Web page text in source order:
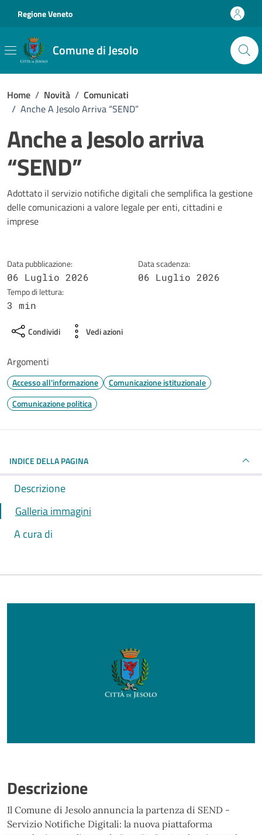
Regione Veneto
Comune di Jesolo
Home / Novità / Comunicati
/ Anche A Jesolo Arriva “SEND”
Anche a Jesolo arriva
“SEND”
Dettagli della notizia
Adottato il servizio notifiche digitali che semplifica la gestione
delle comunicazioni a valore legale per enti, cittadini e
imprese
Data pubblicazione:
06 Luglio 2026
Data scadenza:
06 Luglio 2026
Tempo di lettura:
3 min
Condividi Vedi azioni
Argomenti
Accesso all'informazione
Comunicazione istituzionale
Comunicazione politica
INDICE DELLA PAGINA
Descrizione
Galleria immagini
A cura di
Descrizione
Il Comune di Jesolo annuncia la partenza di SEND -
Servizio Notifiche Digitali: la nuova piattaforma